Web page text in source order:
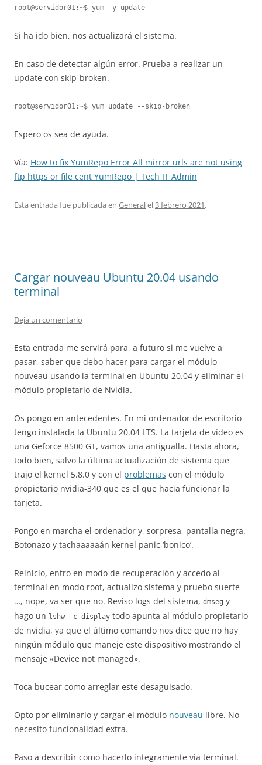
root@servidor01:~$ yum -y update
Si ha ido bien, nos actualizará el sistema.
En caso de detectar algún error. Prueba a realizar un
update con skip-broken.
root@servidor01:~$ yum update --skip-broken
Espero os sea de ayuda.
Vía: How to fix YumRepo Error All mirror urls are not using
ftp https or file cent YumRepo | Tech IT Admin
Esta entrada fue publicada en Generalel3 febrero 2021.
Cargar nouveau Ubuntu 20.04 usando
terminal
Deja un comentario
Esta entrada me servirá para, a futuro si me vuelve a
pasar, saber que debo hacer para cargar el módulo
nouveau usando la terminal en Ubuntu 20.04 y eliminar el
módulo propietario de Nvidia.
Os pongo en antecedentes. En mi ordenador de escritorio
tengo instalada la Ubuntu 20.04 LTS. La tarjeta de vídeo es
una Geforce 8500 GT, vamos una antigualla. Hasta ahora,
todo bien, salvo la última actualización de sistema que
trajo el kernel 5.8.0 y con el problemas con el módulo
propietario nvidia-340 que es el que hacia funcionar la
tarjeta.
Pongo en marcha el ordenador y, sorpresa, pantalla negra.
Botonazo y tachaaaaaán kernel panic ‘bonico’.
Reinicio, entro en modo de recuperación y accedo al
terminal en modo root, actualizo sistema y pruebo suerte
…, nope, va ser que no. Reviso logs del sistema, dmseg y
hago un lshw -c display todo apunta al módulo propietario
de nvidia, ya que el último comando nos dice que no hay
ningún módulo que maneje este dispositivo mostrando el
mensaje «Device not managed».
Toca bucear como arreglar este desaguisado.
Opto por eliminarlo y cargar el módulo nouveau libre. No
necesito funcionalidad extra.
Paso a describir como hacerlo íntegramente vía terminal.